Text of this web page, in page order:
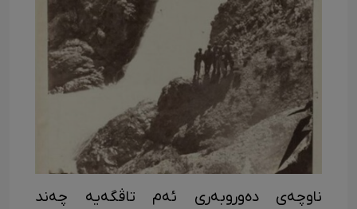
ناوچەی دەوروبەری ئەم تاڤگەیە چەند